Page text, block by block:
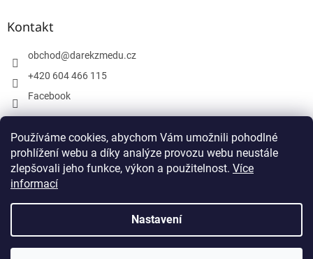
Používáme cookies, abychom Vám umožnili pohodlné
prohlížení webu a díky analýze provozu webu neustále
zlepšovali jeho funkce, výkon a použitelnost. Více
informací
Nastavení
Kontakt
obchod@darekzmedu.cz
+420 604 466 115
Facebook
Facebook
Vytvořil Shoptet